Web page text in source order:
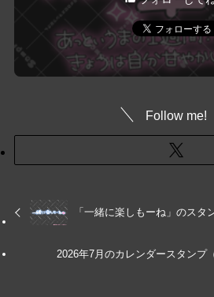
Follow me!
「一緒に楽しもーね」のスタ
2026年7月のカレンダースタンプ